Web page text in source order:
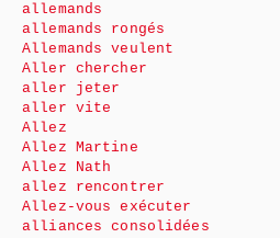
allemands
allemands rongés
Allemands veulent
Aller chercher
aller jeter
aller vite
Allez
Allez Martine
Allez Nath
allez rencontrer
Allez-vous exécuter
alliances consolidées